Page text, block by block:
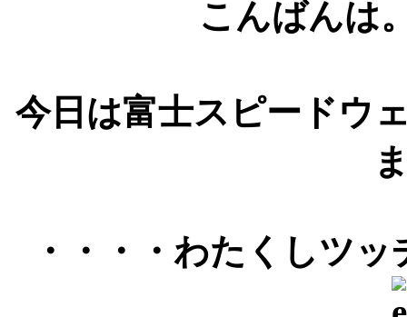
こんばんは
今日は富士スピードウ
・・・・わたくしツ